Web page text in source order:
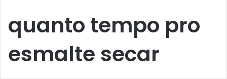
quanto tempo pro
esmalte secar